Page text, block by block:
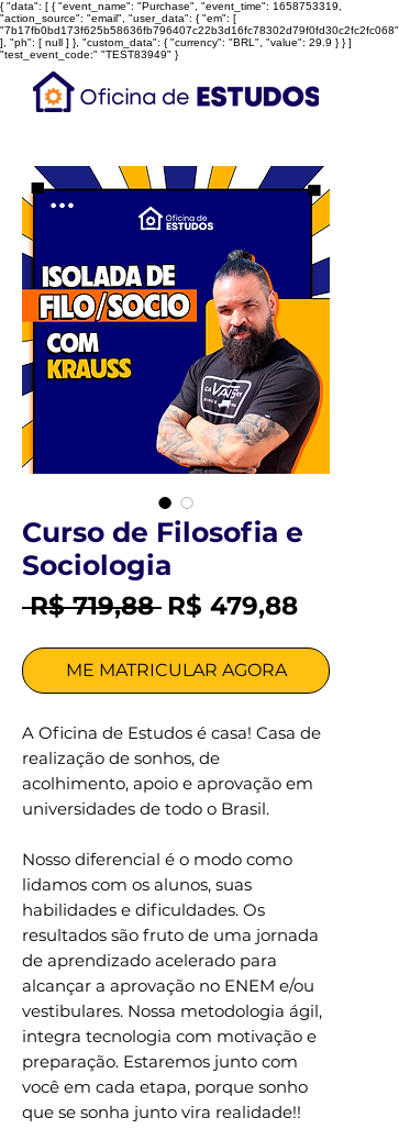
{ "data": [ { "event_name": "Purchase", "event_time": 1658753319,
"action_source": "email", "user_data": { "em": [
"7b17fb0bd173f625b58636fb796407c22b3d16fc78302d79f0fd30c2fc2fc068"
], "ph": [ null ] }, "custom_data": { "currency": "BRL", "value": 29.9 } } ]
"test_event_code:" "TEST83949" }
Curso de Filosofia e
Sociologia
R$ 719,88 Preço
R$ 479,88Preço
ME MATRICULAR AGORA
A Oficina de Estudos é casa! Casa de
realização de sonhos, de
acolhimento, apoio e aprovação em
universidades de todo o Brasil.
Nosso diferencial é o modo como
lidamos com os alunos, suas
habilidades e dificuldades. Os
resultados são fruto de uma jornada
de aprendizado acelerado para
alcançar a aprovação no ENEM e/ou
vestibulares. Nossa metodologia ágil,
integra tecnologia com motivação e
preparação. Estaremos junto com
você em cada etapa, porque sonho
que se sonha junto vira realidade!!